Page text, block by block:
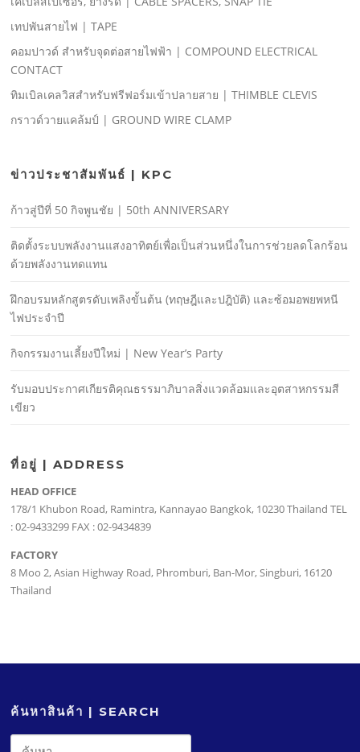
เทปพันสายไฟ | TAPE
คอมปาวด์ สําหรับจุดต่อสายไฟฟ้า | COMPOUND ELECTRICAL
CONTACT
ทิมเบิลเคลวิสสําหรับฟรีฟอร์มเข้าปลายสาย | THIMBLE CLEVIS
กราวด์วายแคล้มป์ | GROUND WIRE CLAMP
ข่าวประชาสัมพันธ์ | KPC
ก้าวสู่ปีที่ 50 กิจพูนชัย | 50th ANNIVERSARY
ติดตั้งระบบพลังงานแสงอาทิตย์เพื่อเป็นส่วนหนึ่งในการช่วยลดโลกร้อน
ด้วยพลังงานทดแทน
ฝึกอบรมหลักสูตรดับเพลิงขั้นต้น (ทฤษฎีและปฎิบัติ) และซ้อมอพยพหนี
ไฟประจําปี
กิจกรรมงานเลี้ยงปีใหม่ | New Year’s Party
รับมอบประกาศเกียรติคุณธรรมาภิบาลสิ่งแวดล้อมและอุตสาหกรรมสี
เขียว
ที่อยู่ | ADDRESS
HEAD OFFICE
178/1 Khubon Road, Ramintra, Kannayao Bangkok, 10230 Thailand TEL
: 02-9433299 FAX : 02-9434839
FACTORY
8 Moo 2, Asian Highway Road, Phromburi, Ban-Mor, Singburi, 16120
Thailand
ค้นหาสินค้า | SEARCH
ค้นหา